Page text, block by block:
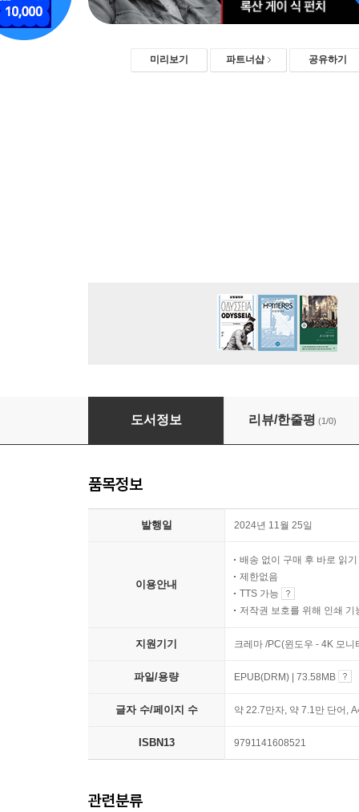
미리보기 파트너샵 공유하기
아무도 우리를 구해주지 않는다
도서정보 리뷰/한줄평 (1/0)
품목정보
발행일 2024년 11월 25일
이용안내
배송 없이 구매 후 바로 읽기
제한없음
TTS 가능
저작권 보호를 위해 인쇄 기
지원기기 크레마 /PC(윈도우 - 4K 모
파일/용량 EPUB(DRM) | 73.58MB
글자 수/페이지 수 약 22.7만자, 약 7.1만 단어,
ISBN13 9791141608521
관련분류